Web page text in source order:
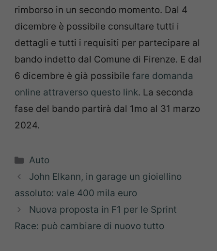
rimborso in un secondo momento. Dal 4
dicembre è possibile consultare tutti i
dettagli e tutti i requisiti per partecipare al
bando indetto dal Comune di Firenze. E dal
6 dicembre è già possibile fare domanda
online attraverso questo link. La seconda
fase del bando partirà dal 1mo al 31 marzo
2024.
Categorie
Auto
John Elkann, in garage un gioiellino
assoluto: vale 400 mila euro
Nuova proposta in F1 per le Sprint
Race: può cambiare di nuovo tutto